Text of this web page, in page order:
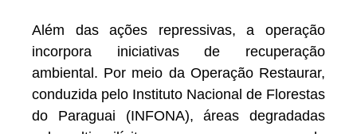
Além das ações repressivas, a operação
incorpora iniciativas de recuperação
ambiental. Por meio da Operação Restaurar,
conduzida pelo Instituto Nacional de Florestas
do Paraguai (INFONA), áreas degradadas